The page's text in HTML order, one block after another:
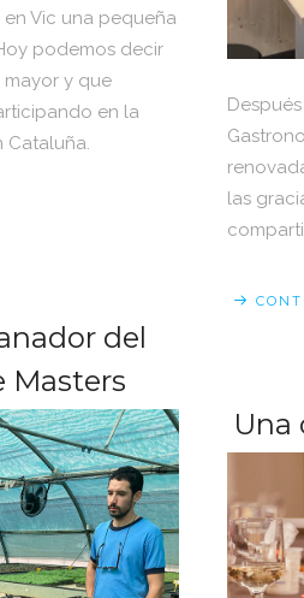
en Vic una pequeña
podemos decir
y que
en la
Cataluña.
del
Masters
las
Una